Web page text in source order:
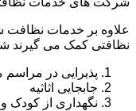
علاوه بر خدمات نظافت
نظافتی کمک می گیرند
پذیرایی در
جابجایی اثاثیه
نگهداری از کودک